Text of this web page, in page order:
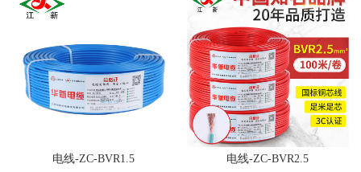
电线-ZC-BVR1.5 电线-ZC-BVR2.5